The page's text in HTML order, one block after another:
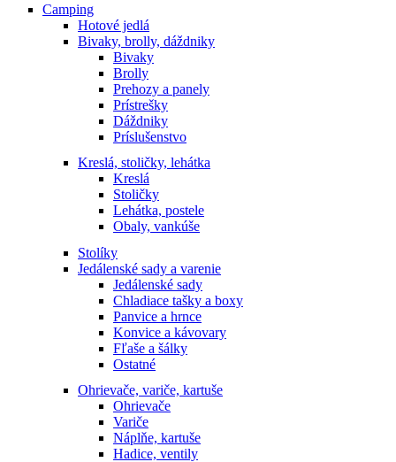
Camping
Hotové jedlá
Bivaky, brolly, dáždniky
Bivaky
Brolly
Prehozy a panely
Prístrešky
Dáždniky
Príslušenstvo
Kreslá, stoličky, lehátka
Kreslá
Stoličky
Lehátka, postele
Obaly, vankúše
Stolíky
Jedálenské sady a varenie
Jedálenské sady
Chladiace tašky a boxy
Panvice a hrnce
Konvice a kávovary
Fľaše a šálky
Ostatné
Ohrievače, variče, kartuše
Ohrievače
Variče
Náplňe, kartuše
Hadice, ventily